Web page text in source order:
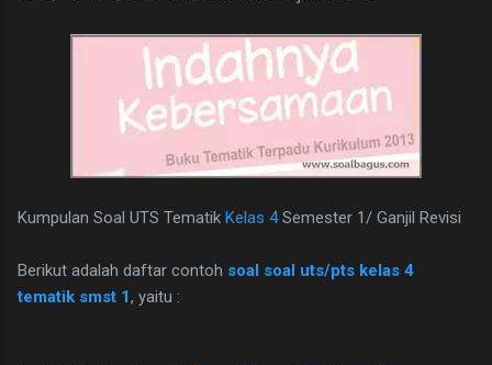
Kumpulan Soal UTS Tematik Kelas 4Semester 1/ Ganjil Revisi
Berikut adalah daftar contoh soal soal uts/pts kelas 4
tematik smst 1, yaitu :